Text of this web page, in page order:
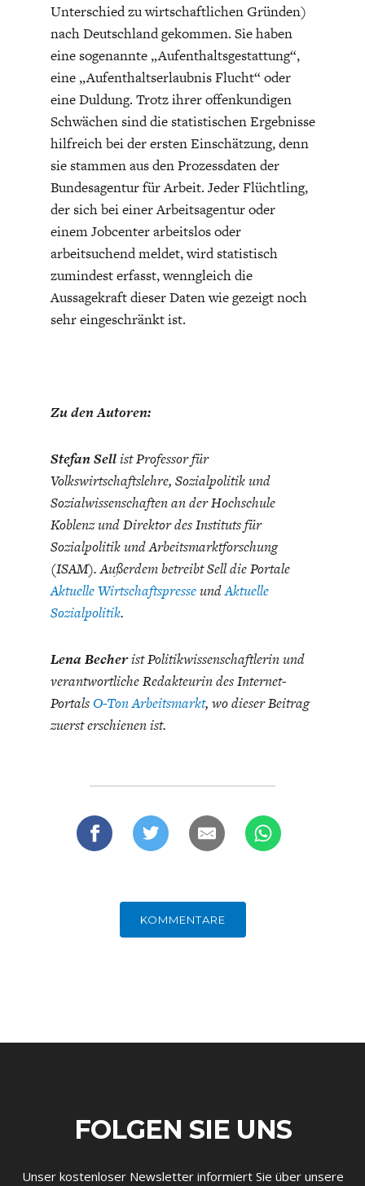
WELTWIRTSCHAFT
Unterschied zu wirtschaftlichen Gründen)
nach Deutschland gekommen. Sie haben
eine sogenannte „Aufenthaltsgestattung“,
eine „Aufenthaltserlaubnis Flucht“ oder
eine Duldung. Trotz ihrer offenkundigen
Schwächen sind die statistischen Ergebnisse
hilfreich bei der ersten Einschätzung, denn
sie stammen aus den Prozessdaten der
Bundesagentur für Arbeit. Jeder Flüchtling,
der sich bei einer Arbeitsagentur oder
einem Jobcenter arbeitslos oder
arbeitsuchend meldet, wird statistisch
zumindest erfasst, wenngleich die
Aussagekraft dieser Daten wie gezeigt noch
sehr eingeschränkt ist.
Zu den Autoren:
Stefan Sellist Professor für
Volkswirtschaftslehre, Sozialpolitik und
Sozialwissenschaften an der Hochschule
Koblenz und Direktor des Instituts für
Sozialpolitik und Arbeitsmarktforschung
(ISAM). Außerdem betreibt Sell die Portale
Aktuelle WirtschaftspresseundAktuelle
Sozialpolitik.
Lena Becherist Politikwissenschaftlerin und
verantwortliche Redakteurin des Internet-
Portals O-Ton Arbeitsmarkt, wo dieser Beitrag
zuerst erschienen ist.
KOMMENTARE
FOLGEN SIE UNS
Unser kostenloser Newsletter informiert Sie über unsere